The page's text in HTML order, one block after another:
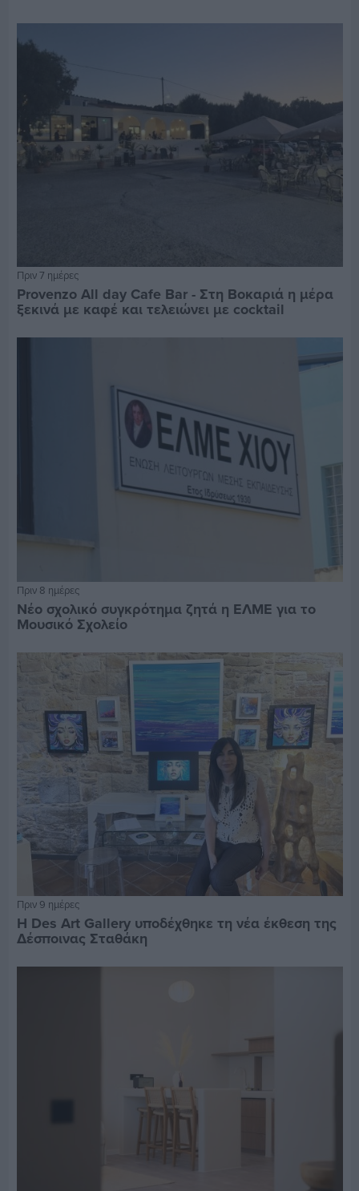
Πριν 7 ημέρες
Provenzo All day Cafe Bar - Στη Βοκαριά η μέρα
ξεκινά με καφέ και τελειώνει με cocktail
Πριν 8 ημέρες
Νέο σχολικό συγκρότημα ζητά η ΕΛΜΕ για το
Μουσικό Σχολείο
Πριν 9 ημέρες
Η Des Art Gallery υποδέχθηκε τη νέα έκθεση της
Δέσποινας Σταθάκη